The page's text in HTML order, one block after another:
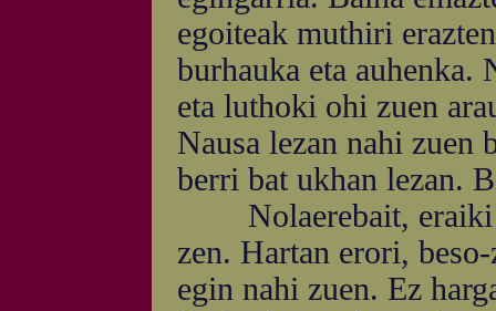
egoiteak muthiri
burhauka eta auhenka.
eta luthoki ohi zuen
Nausa lezan nahi zuen
berri bat ukhan lezan.
Nolaerebait, eraiki
zen. Hartan erori,
egin nahi zuen. Ez